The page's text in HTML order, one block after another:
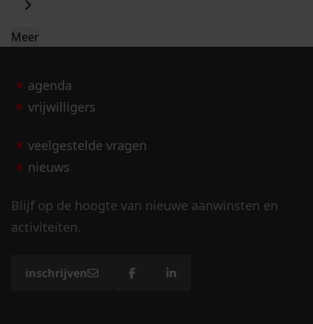
Meer
agenda
vrijwilligers
veelgestelde vragen
nieuws
Blijf op de hoogte van nieuwe aanwinsten en
activiteiten.
inschrijven